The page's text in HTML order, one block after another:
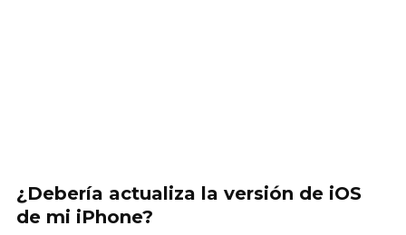
¿Debería actualiza la versión de iOS
de mi iPhone?